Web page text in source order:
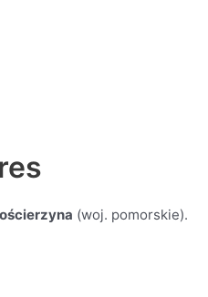
(woj. pomorskie).